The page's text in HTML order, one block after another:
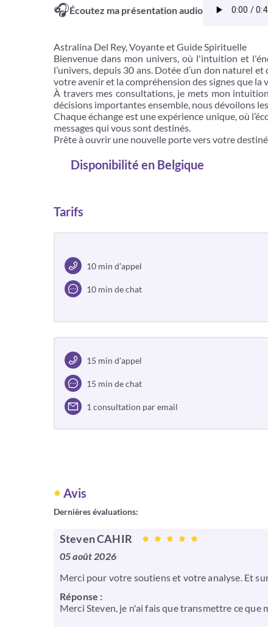
🎧Écoutez ma présentation audio
Astralina Del Rey, Voyante et Guide Spirituelle
Bienvenue dans mon univers, où l'intuition et
l’univers, depuis 30 ans. Dotée d’un don naturel
votre avenir et la compréhension des signes que la
À travers mes consultations, je mets mon
décisions importantes ensemble, nous dévoilons
Chaque échange est une expérience unique, où
messages qui vous sont destinés.
Prête à ouvrir une nouvelle porte vers votre
Disponibilité en Belgique
Tarifs
10 min d’appel
10 min de chat
15 min d’appel
15 min de chat
1 consultation par email
Avis
Dernières évaluations:
Steven CAHIR
05 août 2026
Merci pour votre soutiens et votre analyse. Et
Réponse :
Merci Steven, je n'ai fais que transmettre ce